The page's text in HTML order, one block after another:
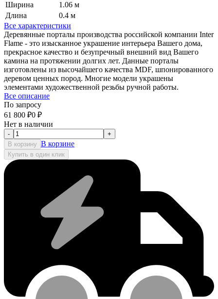
Ширина
1.06 м
Длина
0.4 м
Все характеристики
Деревянные порталы производства российской компании Inter
Flame - это изысканное украшение интерьера Вашего дома,
прекрасное качество и безупречный внешний вид Вашего
камина на протяжении долгих лет. Данные порталы
изготовлены из высочайшего качества MDF, шпонированного
деревом ценных пород. Многие модели украшены
элементами художественной резьбы ручной работы.
Все описание
По запросу
61 800 ₽0 ₽
Нет в наличии
-
+
В корзину В корзине
Купить в один клик